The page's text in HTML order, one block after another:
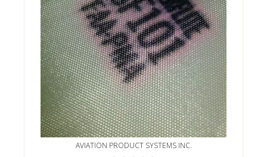
AVIATION PRODUCT SYSTEMS INC.